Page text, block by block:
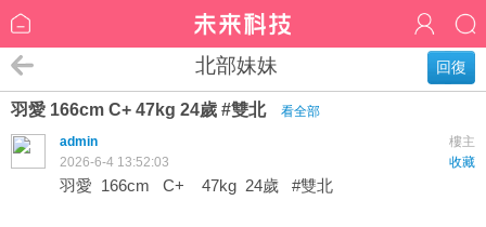
回復
北部妹妹
羽愛 166cm C+ 47kg 24歲 #雙北
看全部
樓主
admin
收藏
2026-6-4 13:52:03
羽愛 166cm C+ 47kg 24歲 #雙北